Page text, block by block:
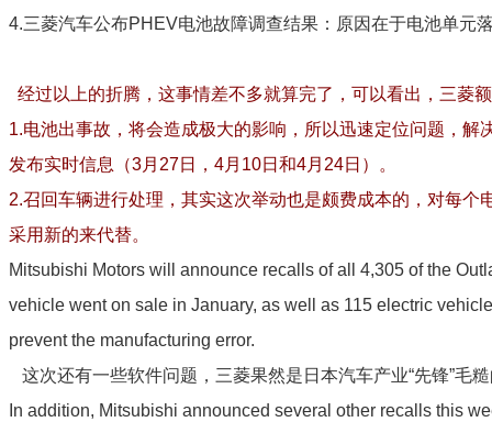
4.三菱汽车公布PHEV电池故障调查结果：原因在于电池单元
经过以上的折腾，这事情差不多就算完了，可以看出，三菱
1.电池出事故，将会造成极大的影响，所以迅速定位问题，解
发布实时信息（3月27日，4月10日和4月24日）。
2.召回车辆进行处理，其实这次举动也是颇费成本的，对每个
采用新的来代替。
Mitsubishi Motors will announce recalls of all 4,305 of the
vehicle went on sale in January, as well as 115 electric
prevent the manufacturing error.
这次还有一些软件问题，三菱果然是日本汽车产业“先锋”毛
In addition, Mitsubishi announced several other recalls this